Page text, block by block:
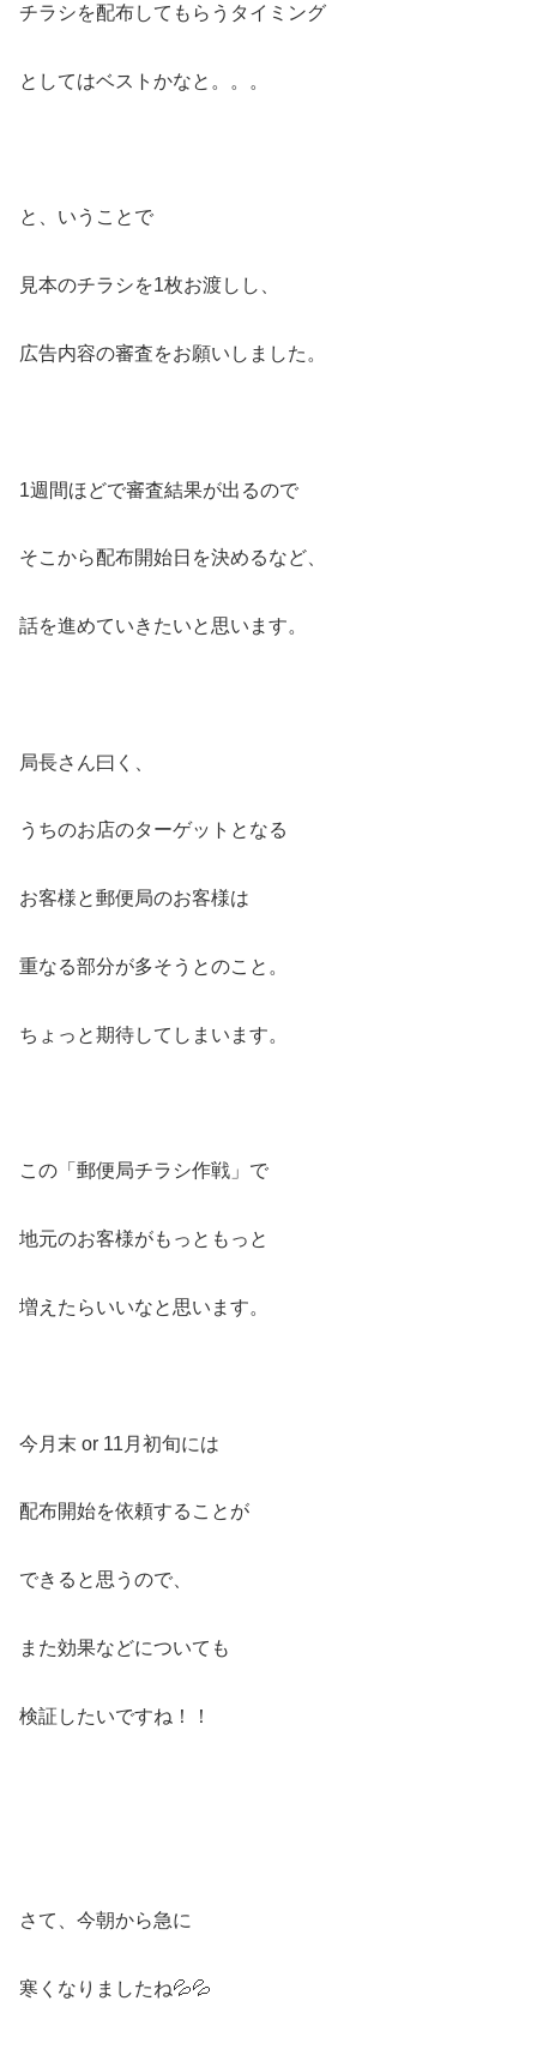
チラシを配布してもらうタイミング
としてはベストかなと。。。
と、いうことで
見本のチラシを1枚お渡しし、
広告内容の審査をお願いしました。
1週間ほどで審査結果が出るので
そこから配布開始日を決めるなど、
話を進めていきたいと思います。
局長さん曰く、
うちのお店のターゲットとなる
お客様と郵便局のお客様は
重なる部分が多そうとのこと。
ちょっと期待してしまいます。
この「郵便局チラシ作戦」で
地元のお客様がもっともっと
増えたらいいなと思います。
今月末 or 11月初旬には
配布開始を依頼することが
できると思うので、
また効果などについても
検証したいですね！！
さて、今朝から急に
寒くなりましたね💦💦